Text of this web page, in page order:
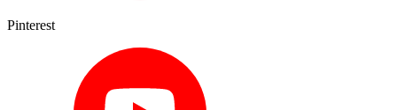
Pinterest